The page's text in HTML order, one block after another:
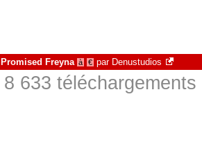
Promised Freyna à € par Denustudios
8 633